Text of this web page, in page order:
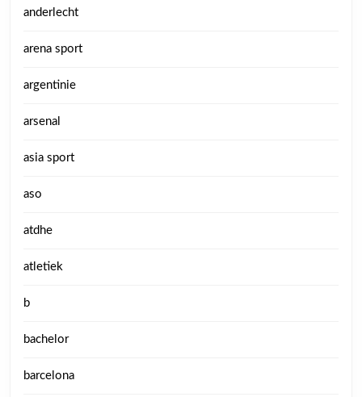
anderlecht
arena sport
argentinie
arsenal
asia sport
aso
atdhe
atletiek
b
bachelor
barcelona